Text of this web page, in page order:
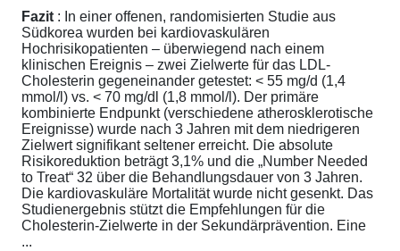
Fazit: In einer offenen, randomisierten Studie aus
Südkorea wurden bei kardiovaskulären
Hochrisikopatienten – überwiegend nach einem
klinischen Ereignis – zwei Zielwerte für das LDL-
Cholesterin gegeneinander getestet: < 55 mg/d (1,4
mmol/l) vs. < 70 mg/dl (1,8 mmol/l). Der primäre
kombinierte Endpunkt (verschiedene atherosklerotische
Ereignisse) wurde nach 3 Jahren mit dem niedrigeren
Zielwert signifikant seltener erreicht. Die absolute
Risikoreduktion beträgt 3,1% und die „Number Needed
to Treat“ 32 über die Behandlungsdauer von 3 Jahren.
Die kardiovaskuläre Mortalität wurde nicht gesenkt. Das
Studienergebnis stützt die Empfehlungen für die
Cholesterin-Zielwerte in der Sekundärprävention. Eine
...